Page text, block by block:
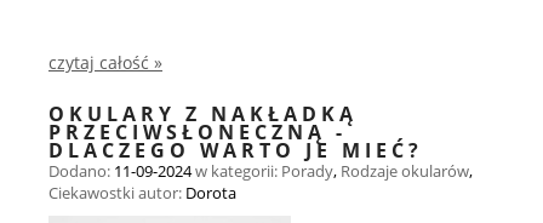
czytaj całość »
OKULARY Z NAKŁADKĄ
PRZECIWSŁONECZNĄ -
DLACZEGO WARTO JE MIEĆ?
Dodano: 11-09-2024w kategorii: Porady, Rodzaje okularów,
Ciekawostkiautor: Dorota